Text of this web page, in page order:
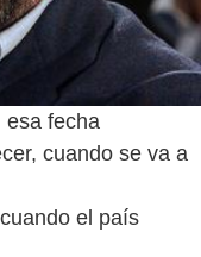
esa fecha
cuando se va a
el país